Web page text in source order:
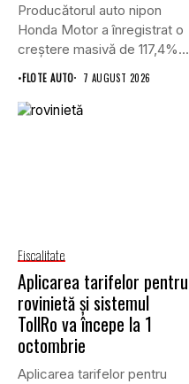
Producătorul auto nipon
Honda Motor a înregistrat o
creștere masivă de 117,4%...
•FLOTE AUTO 7 AUGUST 2026
Fiscalitate
Aplicarea tarifelor pentru
rovinietă și sistemul
TollRo va începe la 1
octombrie
Aplicarea tarifelor pentru